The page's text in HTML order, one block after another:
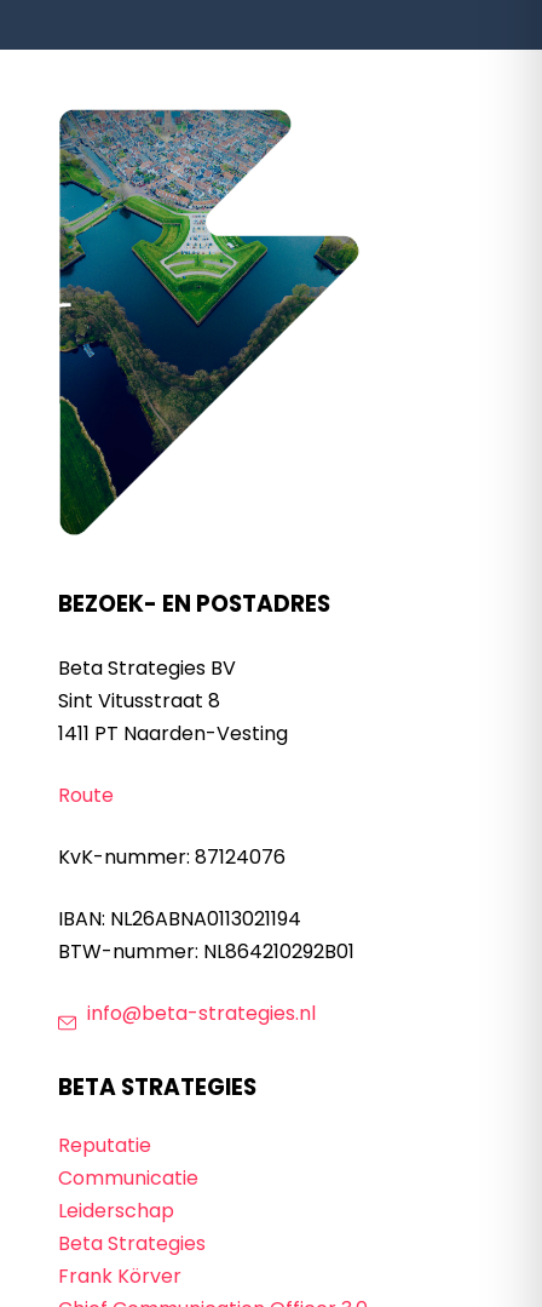
BEZOEK- EN POSTADRES
Beta Strategies BV
Sint Vitusstraat 8
1411 PT Naarden-Vesting
Route
KvK-nummer: 87124076
IBAN: NL26ABNA0113021194
BTW-nummer: NL864210292B01
info@beta-strategies.nl
BETA STRATEGIES
Reputatie
Communicatie
Leiderschap
Beta Strategies
Frank Körver